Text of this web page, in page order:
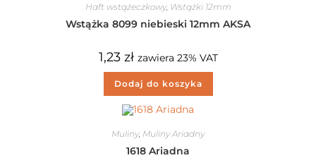
Haft wstążeczkowy, Wstążki 12mm
Wstążka 8099 niebieski 12mm AKSA
1,23 zł zawiera 23% VAT
Dodaj do koszyka
Muliny, Muliny Ariadny
1618 Ariadna